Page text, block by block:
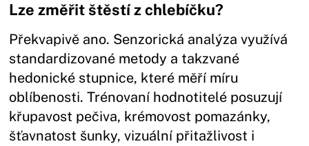
Lze změřit štěstí z chlebíčku?
Překvapivě ano. Senzorická analýza využívá
standardizované metody a takzvané
hedonické stupnice, které měří míru
oblíbenosti. Trénovaní hodnotitelé posuzují
křupavost pečiva, krémovost pomazánky,
šťavnatost šunky, vizuální přitažlivost i